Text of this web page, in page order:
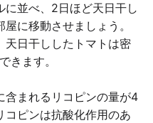
並べ、2日ほど天日干し
に移動させましょう。
日干ししたトマトは密
きます。
含まれるリコピンの量が4
ピンは抗酸化作用のあ